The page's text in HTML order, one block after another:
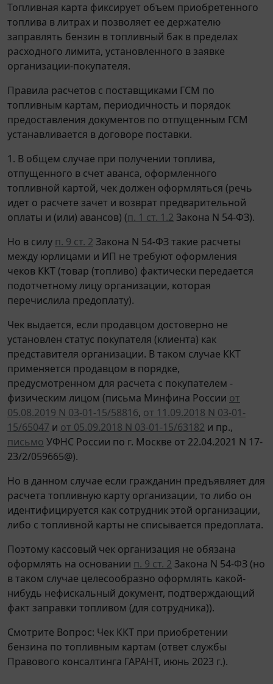
Топливная карта фиксирует объем приобретенного
топлива в литрах и позволяет ее держателю
заправлять бензин в топливный бак в пределах
расходного лимита, установленного в заявке
организации-покупателя.
Правила расчетов с поставщиками ГСМ по
топливным картам, периодичность и порядок
предоставления документов по отпущенным ГСМ
устанавливается в договоре поставки.
1. В общем случае при получении топлива,
отпущенного в счет аванса, оформленного
топливной картой, чек должен оформляться (речь
идет о расчете зачет и возврат предварительной
оплаты и (или) авансов) (п. 1 ст. 1.2 Закона N 54-ФЗ).
Но в силу п. 9 ст. 2 Закона N 54-ФЗ такие расчеты
между юрлицами и ИП не требуют оформления
чеков ККТ (товар (топливо) фактически передается
подотчетному лицу организации, которая
перечислила предоплату).
Чек выдается, если продавцом достоверно не
установлен статус покупателя (клиента) как
представителя организации. В таком случае ККТ
применяется продавцом в порядке,
предусмотренном для расчета с покупателем -
физическим лицом (письма Минфина России от
05.08.2019 N 03-01-15/58816, от 11.09.2018 N 03-01-
15/65047 и от 05.09.2018 N 03-01-15/63182 и пр.,
письмо УФНС России по г. Москве от 22.04.2021 N 17-
23/2/059665@).
Но в данном случае если гражданин предъявляет для
расчета топливную карту организации, то либо он
идентифицируется как сотрудник этой организации,
либо с топливной карты не списывается предоплата.
Поэтому кассовый чек организация не обязана
оформлять на основании п. 9 ст. 2 Закона N 54-ФЗ (но
в таком случае целесообразно оформлять какой-
нибудь нефискальный документ, подтверждающий
факт заправки топливом (для сотрудника)).
Смотрите Вопрос: Чек ККТ при приобретении
бензина по топливным картам (ответ службы
Правового консалтинга ГАРАНТ, июнь 2023 г.).